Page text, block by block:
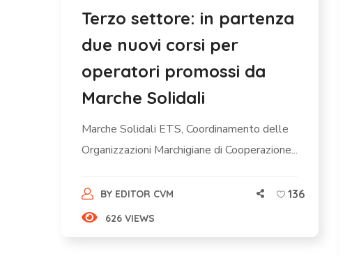
Terzo settore: in partenza
due nuovi corsi per
operatori promossi da
Marche Solidali
Marche Solidali ETS, Coordinamento delle
Organizzazioni Marchigiane di Cooperazione...
BY EDITOR CVM
626 VIEWS
136